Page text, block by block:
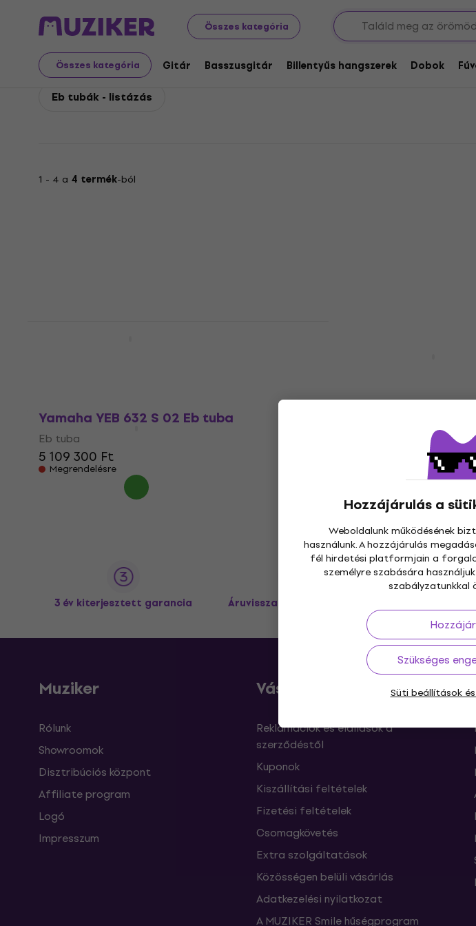
Összes kategória
Összes kategória Gitár Basszusgitár Billentyűs hangszerek Dobok
Hozzájárulás a
Weboldalunk működésének
használunk. A hozzájárulás
fél hirdetési platformjain a
személyre szabására
szabályzatunkkal
Szükséges
Süti beállítások
Yamaha Fúvósok Tubák Yamaha Eb tubák
Yamaha Eb tubák
Eb tubák - listázás
1 - 4 a 4 termék-ból
Megrendelésre
Yamaha YEB 632 S 02 Eb tuba
Eb tuba
5 109 300 Ft
Megrendelésre
3 év kiterjesztett garancia Áruvisszaküldés 30 napig
Muziker
Rólunk
Showroomok
Disztribúciós központ
Affiliate program
Logó
Impresszum
Vásárlás
Reklamációk és elállások a
szerződéstől
Kuponok
Kiszállítási feltételek
Fizetési feltételek
Csomagkövetés
Extra szolgáltatások
Közösségen belüli vásárlás
Adatkezelési nyilatkozat
A MUZIKER Smile hűségprogram